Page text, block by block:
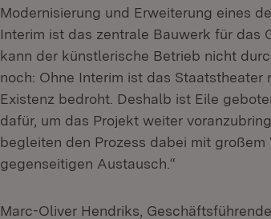
Modernisierung und Erweiterung eines
Interim ist das zentrale Bauwerk für das
kann der künstlerische Betrieb nicht
noch: Ohne Interim ist das
Existenz bedroht. Deshalb ist Eile
dafür, um das Projekt weiter
begleiten den Prozess dabei mit
gegenseitigen Austausch.“
Marc-Oliver Hendriks,